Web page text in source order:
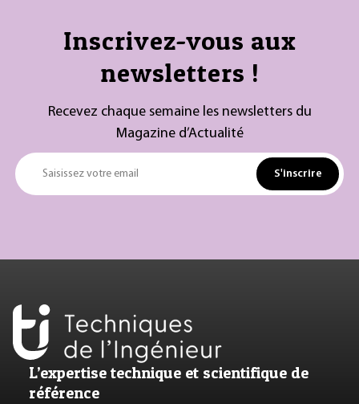
Inscrivez-vous aux
newsletters !
Recevez chaque semaine les newsletters du
Magazine d’Actualité
Saisissez votre email S'inscrire
L’expertise technique et scientifique de
référence